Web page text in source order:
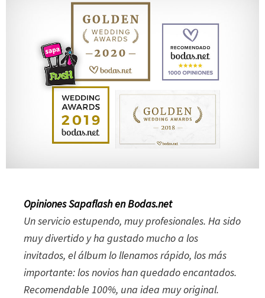
Opiniones Sapaflash en Bodas.net
Un servicio estupendo, muy profesionales. Ha sido
muy divertido y ha gustado mucho a los
invitados, el álbum lo llenamos rápido, los más
importante: los novios han quedado encantados.
Recomendable 100%, una idea muy original.